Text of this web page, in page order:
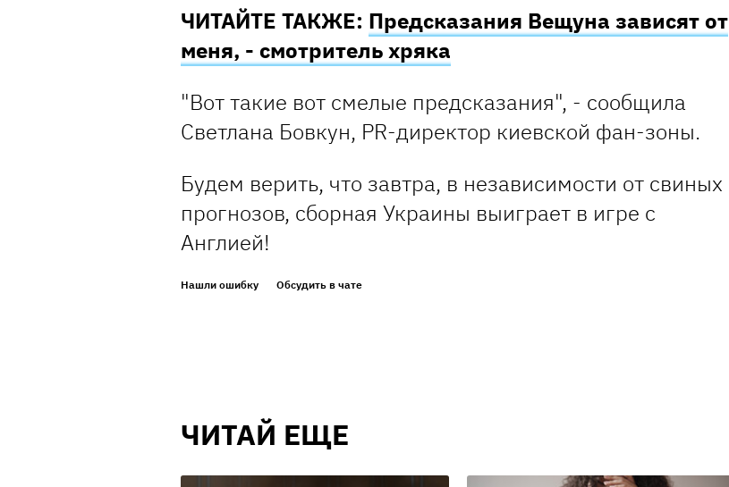
ЧИТАЙТЕ ТАКЖЕ: Предсказания Вещуна зависят от
меня, - смотритель хряка
"Вот такие вот смелые предсказания", - сообщила
Светлана Бовкун, PR-директор киевской фан-зоны.
Будем верить, что завтра, в независимости от свиных
прогнозов, сборная Украины выиграет в игре с
Англией!
Нашли ошибку Обсудить в чате
ЧИТАЙ ЕЩЕ